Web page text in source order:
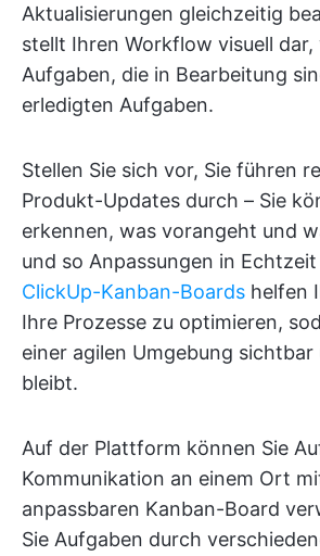
Aktualisierungen gleichzeitig
stellt Ihren Workflow visuell dar,
Aufgaben, die in Bearbeitung
erledigten Aufgaben.
Stellen Sie sich vor, Sie führen
Produkt-Updates durch – Sie
erkennen, was vorangeht und
und so Anpassungen in
ClickUp-Kanban-Boards helfen
Ihre Prozesse zu optimieren,
einer agilen Umgebung
bleibt.
Auf der Plattform können Sie
Kommunikation an einem Ort
anpassbaren Kanban-Board
Sie Aufgaben durch